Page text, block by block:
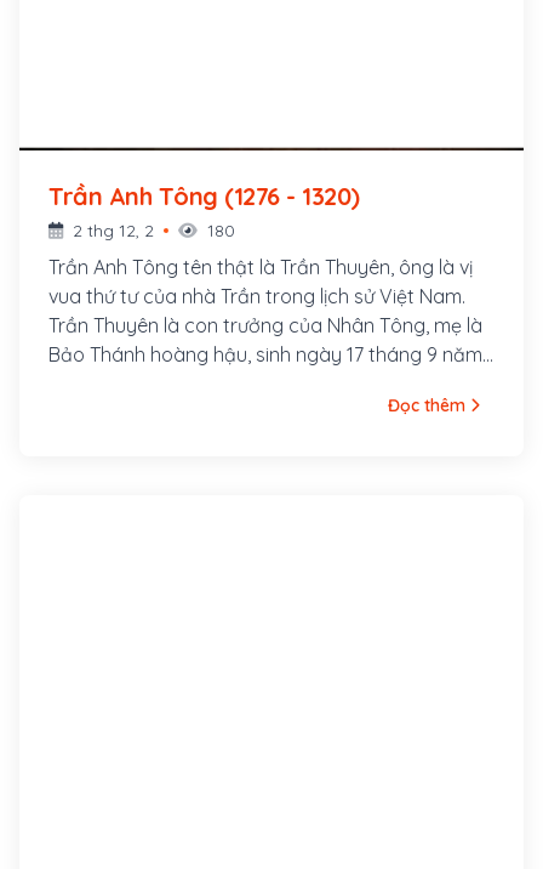
Trần Anh Tông (1276 - 1320)
2 thg 12, 2 180
Trần Anh Tông tên thật là Trần Thuyên, ông là vị
vua thứ tư của nhà Trần trong lịch sử Việt Nam.
Trần Thuyên là con trưởng của Nhân Tông, mẹ là
Bảo Thánh hoàng hậu, sinh ngày 17 tháng 9 năm
lên ngôi ngày rằm tháng 4 năm Quý Tỵ (1293) đổi
Đọc thêm